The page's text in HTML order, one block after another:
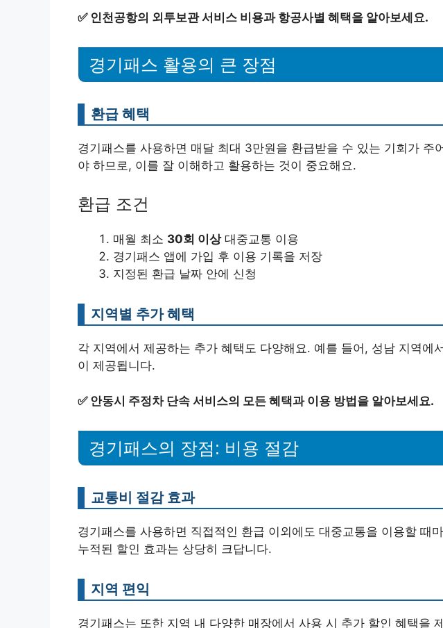
✅ 인천공항의 외투보관 서비스 비용과 항공사별 혜택을 알아보세요.
경기패스 활용의 큰 장점
환급 혜택
경기패스를 사용하면 매달 최대 3만원을 환급받을 수 있는 기회가 주
야 하므로, 이를 잘 이해하고 활용하는 것이 중요해요.
환급 조건
매월 최소 30회 이상대중교통 이용
경기패스 앱에 가입 후 이용 기록을 저장
지정된 환급 날짜 안에 신청
지역별 추가 혜택
각 지역에서 제공하는 추가 혜택도 다양해요. 예를 들어, 성남 지역에
이 제공됩니다.
✅ 안동시 주정차 단속 서비스의 모든 혜택과 이용 방법을 알아보세요.
경기패스의 장점: 비용 절감
교통비 절감 효과
경기패스를 사용하면 직접적인 환급 이외에도 대중교통을 이용할 때
누적된 할인 효과는 상당히 크답니다.
지역 편익
경기패스는 또한 지역 내 다양한 매장에서 사용 시 추가 할인 혜택을